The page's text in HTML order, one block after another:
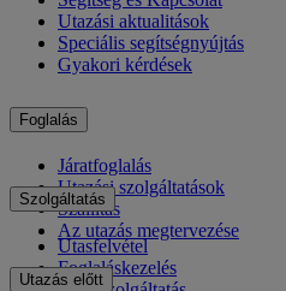
Utazási aktualitások
Speciális segítségnyújtás
Gyakori kérdések
Foglalás
Járatfoglalás
Utazási szolgáltatások
Szállítás
Az utazás megtervezése
Szolgáltatás
Utasfelvétel
Foglaláskezelés
Utazás előtt